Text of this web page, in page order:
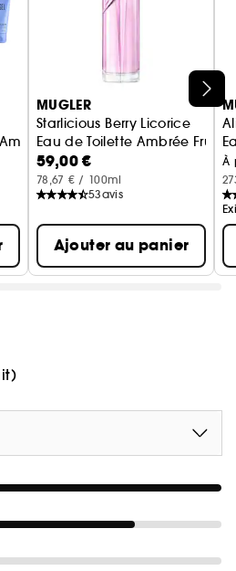
impose par son poids
force inaltérable... Cuirrasse
rechargeable, jusqu'à la fin
Gourmande pour Femme
MUGLER
Starlicious Berry Licorice
Eau de Toilette Ambrée
59,00 €
78,67 € / 100ml
53avis
Ajouter au panier
À